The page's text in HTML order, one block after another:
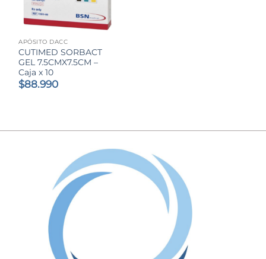
APÓSITO DACC
CUTIMED SORBACT
GEL 7.5CMX7.5CM –
Caja x 10
$88.990